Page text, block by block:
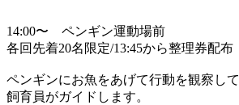
14:00〜 ペンギン運動場前
各回先着20名限定/13:45から整理券配布
ペンギンにお魚をあげて行動を観察して
飼育員がガイドします。